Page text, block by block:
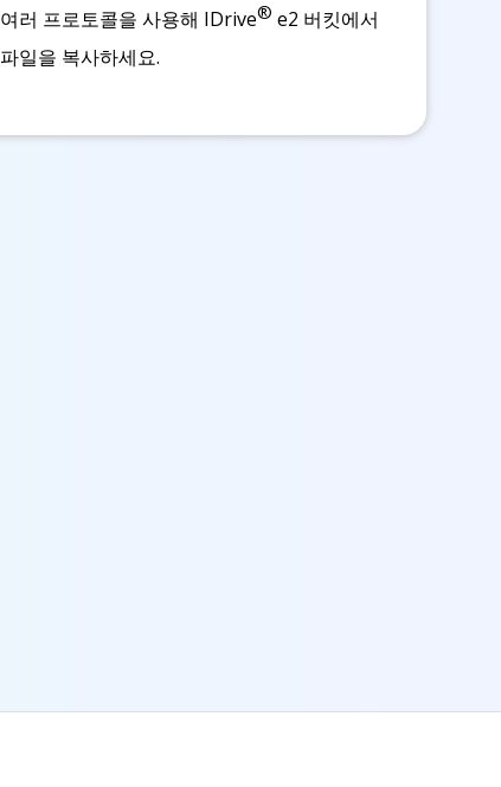
여러 프로토콜을 사용해 IDrive® e2 버킷에서
파일을 복사하세요.